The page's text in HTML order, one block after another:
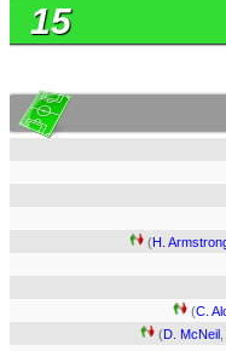
15
(H.
(C.
(D. McNeil